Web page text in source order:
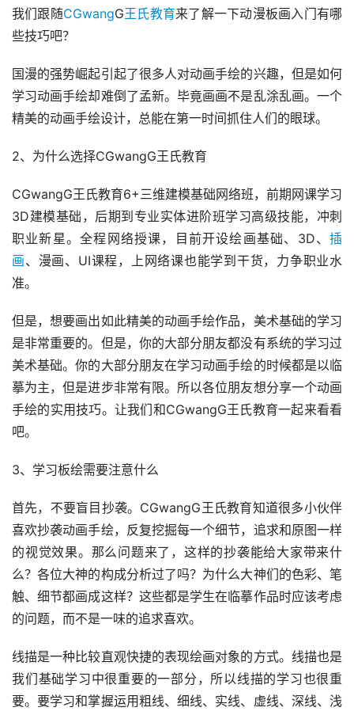
我们跟随CGwangG王氏教育来了解一下动漫板画入门有哪
些技巧吧？
国漫的强势崛起引起了很多人对动画手绘的兴趣，但是如何
学习动画手绘却难倒了孟新。毕竟画画不是乱涂乱画。一个
精美的动画手绘设计，总能在第一时间抓住人们的眼球。
2、为什么选择CGwangG王氏教育
CGwangG王氏教育6+三维建模基础网络班，前期网课学习
3D建模基础，后期到专业实体进阶班学习高级技能，冲刺
职业新星。全程网络授课，目前开设绘画基础、3D、 插
画、漫画、UI课程，上网络课也能学到干货，力争职业水
准。
但是，想要画出如此精美的动画手绘作品，美术基础的学习
是非常重要的。但是，你的大部分朋友都没有系统的学习过
美术基础。你的大部分朋友在学习动画手绘的时候都是以临
摹为主，但是进步非常有限。所以各位朋友想分享一个动画
手绘的实用技巧。让我们和CGwangG王氏教育一起来看看
吧。
3、学习板绘需要注意什么
首先，不要盲目抄袭。CGwangG王氏教育知道很多小伙伴
喜欢抄袭动画手绘，反复挖掘每一个细节，追求和原图一样
的视觉效果。那么问题来了，这样的抄袭能给大家带来什
么？各位大神的构成分析过了吗？为什么大神们的色彩、笔
触、细节都画成这样？这些都是学生在临摹作品时应该考虑
的问题，而不是一味的追求喜欢。
线描是一种比较直观快捷的表现绘画对象的方式。线描也是
我们基础学习中很重要的一部分，所以线描的学习也很重
要。要学习和掌握运用粗线、细线、实线、虚线、深线、浅